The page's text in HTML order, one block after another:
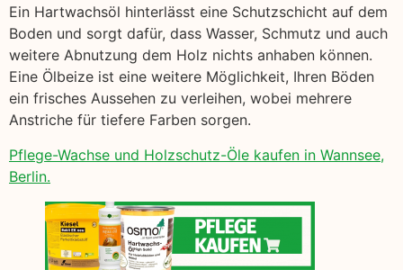
Ein Hartwachsöl hinterlässt eine Schutzschicht auf dem
Boden und sorgt dafür, dass Wasser, Schmutz und auch
weitere Abnutzung dem Holz nichts anhaben können.
Eine Ölbeize ist eine weitere Möglichkeit, Ihren Böden
ein frisches Aussehen zu verleihen, wobei mehrere
Anstriche für tiefere Farben sorgen.
Pflege-Wachse und Holzschutz-Öle kaufen in Wannsee,
Berlin.